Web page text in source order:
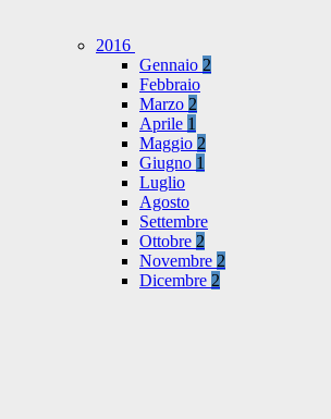
2016
Gennaio 2
Febbraio
Marzo 2
Aprile 1
Maggio 2
Giugno 1
Luglio
Agosto
Settembre
Ottobre 2
Novembre 2
Dicembre 2